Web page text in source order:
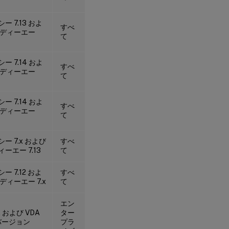
ー 7.13 およ
ィーエー
すべ
て
ー 7.14 およ
ィーエー
すべ
て
ー 7.14 およ
ィーエー
すべ
て
ー 7.x および
ーエー 7.13
すべ
て
ー 7.12 およ
ィーエー 7.x
すべ
て
および VDA
ジョン
エン
ター
プラ